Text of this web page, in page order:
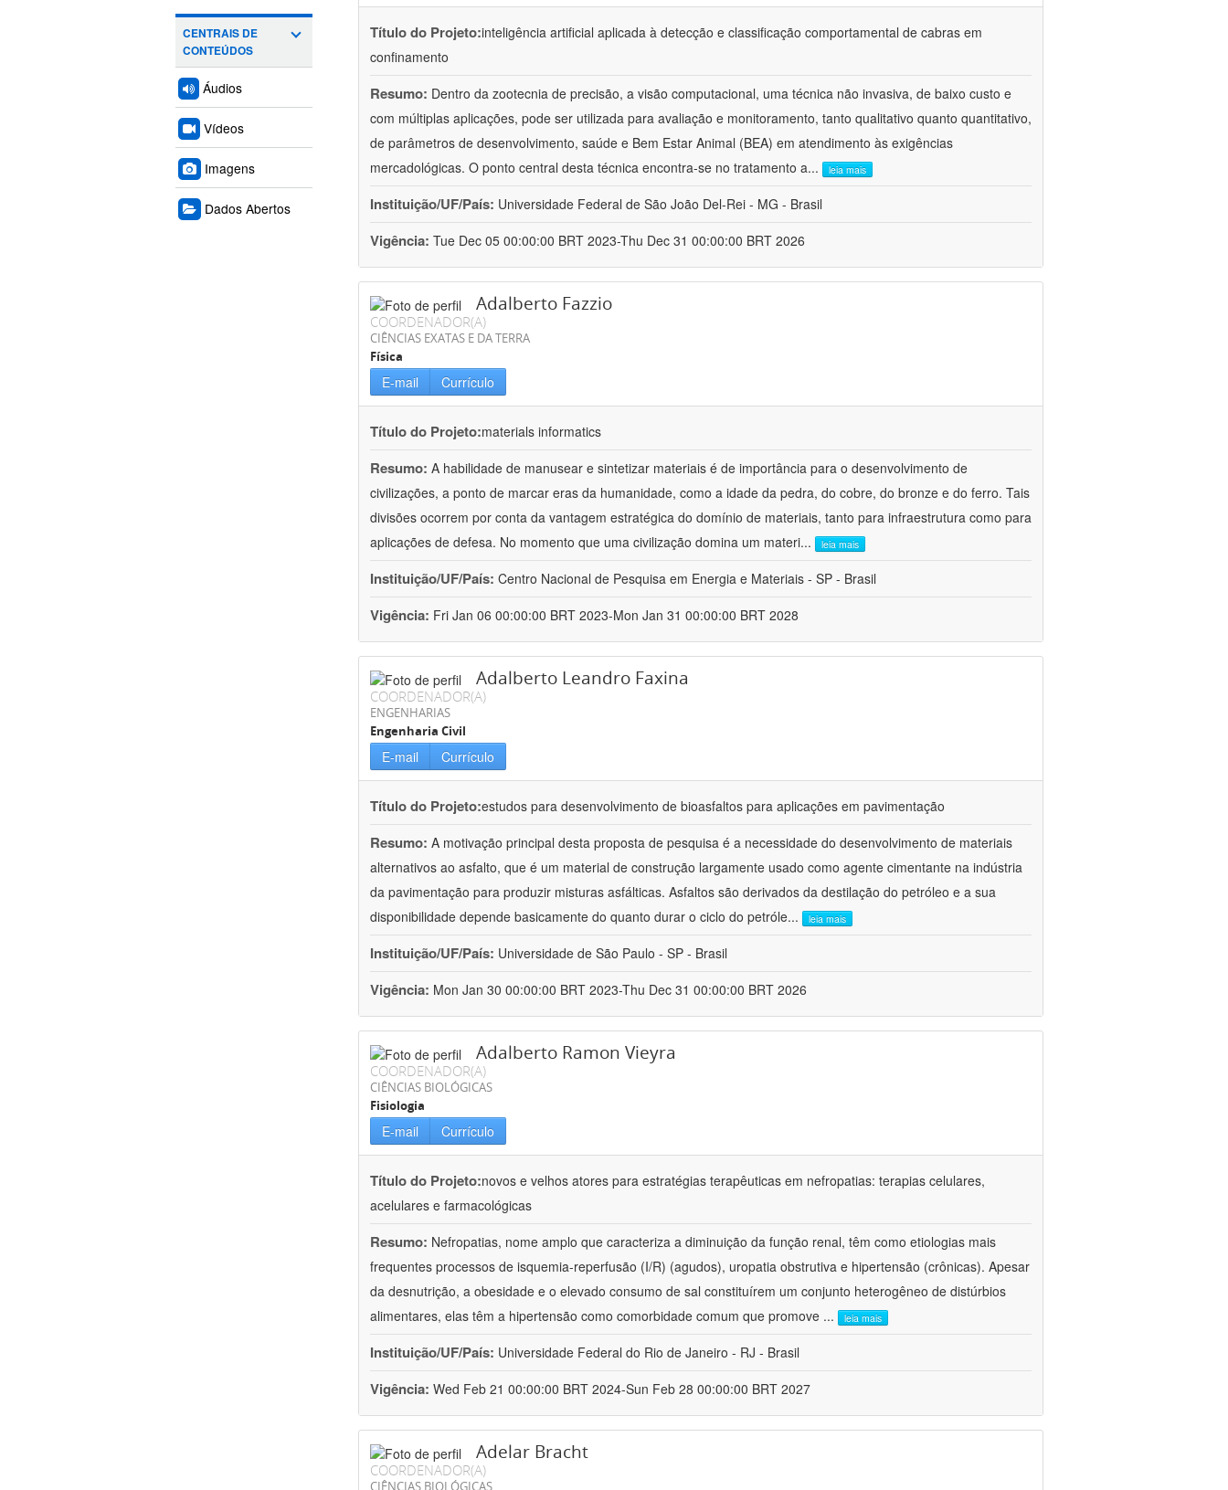
CENTRAIS DE
CONTEÚDOS
Áudios
Vídeos
Imagens
Dados Abertos
Título do Projeto:inteligência artificial aplicada à detecção e classificação comportamental de cabras em
confinamento
Resumo: Dentro da zootecnia de precisão, a visão computacional, uma técnica não invasiva, de baixo custo e
com múltiplas aplicações, pode ser utilizada para avaliação e monitoramento, tanto qualitativo quanto quantitativo,
de parâmetros de desenvolvimento, saúde e Bem Estar Animal (BEA) em atendimento às exigências
mercadológicas. O ponto central desta técnica encontra-se no tratamento a... leia mais
Instituição/UF/País: Universidade Federal de São João Del-Rei - MG - Brasil
Vigência: Tue Dec 05 00:00:00 BRT 2023-Thu Dec 31 00:00:00 BRT 2026
Adalberto Fazzio
COORDENADOR(A)
CIÊNCIAS EXATAS E DA TERRA
Física
E-mail Currículo
Título do Projeto:materials informatics
Resumo: A habilidade de manusear e sintetizar materiais é de importância para o desenvolvimento de
civilizações, a ponto de marcar eras da humanidade, como a idade da pedra, do cobre, do bronze e do ferro. Tais
divisões ocorrem por conta da vantagem estratégica do domínio de materiais, tanto para infraestrutura como para
aplicações de defesa. No momento que uma civilização domina um materi... leia mais
Instituição/UF/País: Centro Nacional de Pesquisa em Energia e Materiais - SP - Brasil
Vigência: Fri Jan 06 00:00:00 BRT 2023-Mon Jan 31 00:00:00 BRT 2028
Adalberto Leandro Faxina
COORDENADOR(A)
ENGENHARIAS
Engenharia Civil
E-mail Currículo
Título do Projeto:estudos para desenvolvimento de bioasfaltos para aplicações em pavimentação
Resumo: A motivação principal desta proposta de pesquisa é a necessidade do desenvolvimento de materiais
alternativos ao asfalto, que é um material de construção largamente usado como agente cimentante na indústria
da pavimentação para produzir misturas asfálticas. Asfaltos são derivados da destilação do petróleo e a sua
disponibilidade depende basicamente do quanto durar o ciclo do petróle... leia mais
Instituição/UF/País: Universidade de São Paulo - SP - Brasil
Vigência: Mon Jan 30 00:00:00 BRT 2023-Thu Dec 31 00:00:00 BRT 2026
Adalberto Ramon Vieyra
COORDENADOR(A)
CIÊNCIAS BIOLÓGICAS
Fisiologia
E-mail Currículo
Título do Projeto:novos e velhos atores para estratégias terapêuticas em nefropatias: terapias celulares,
acelulares e farmacológicas
Resumo: Nefropatias, nome amplo que caracteriza a diminuição da função renal, têm como etiologias mais
frequentes processos de isquemia-reperfusão (I/R) (agudos), uropatia obstrutiva e hipertensão (crônicas). Apesar
da desnutrição, a obesidade e o elevado consumo de sal constituírem um conjunto heterogêneo de distúrbios
alimentares, elas têm a hipertensão como comorbidade comum que promove ... leia mais
Instituição/UF/País: Universidade Federal do Rio de Janeiro - RJ - Brasil
Vigência: Wed Feb 21 00:00:00 BRT 2024-Sun Feb 28 00:00:00 BRT 2027
Adelar Bracht
COORDENADOR(A)
CIÊNCIAS BIOLÓGICAS